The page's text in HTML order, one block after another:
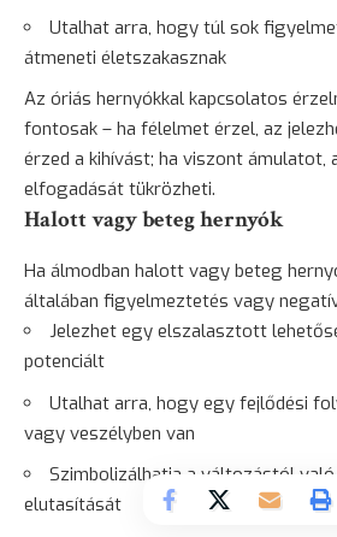
Utalhat arra, hogy túl sok
átmeneti életszakasznak
Az óriás hernyókkal kapcsolatos
fontosak – ha félelmet érzel, az
érzed a kihívást; ha viszont ámulatot,
elfogadását tükrözheti.
Halott vagy beteg hernyók
Ha álmodban halott vagy beteg
általában figyelmeztetés vagy
Jelezhet egy elszalasztott
potenciált
Utalhat arra, hogy egy fejlődési
vagy veszélyben van
Szimbolizálhatja a változástól
elutasítását